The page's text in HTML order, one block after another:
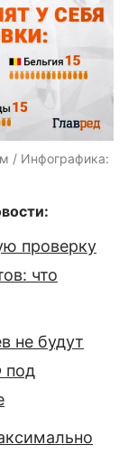
/ Инфографика:
проверку
что
не будут
под